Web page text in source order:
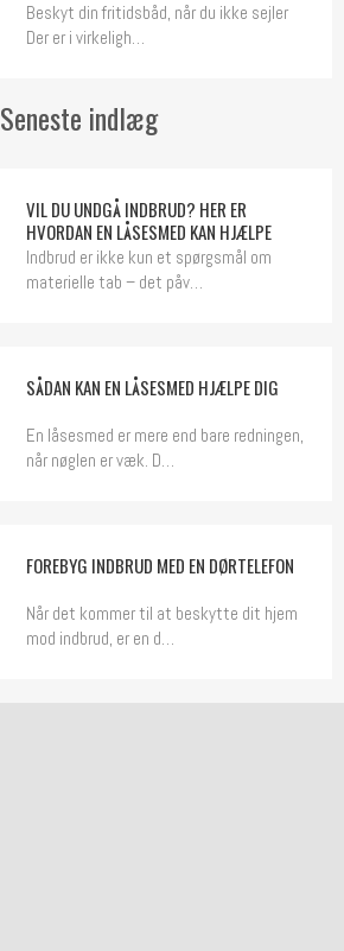
Beskyt din fritidsbåd, når du ikke sejler
Der er i virkeligh…
Seneste indlæg
VIL DU UNDGÅ INDBRUD? HER ER
HVORDAN EN LÅSESMED KAN HJÆLPE
Indbrud er ikke kun et spørgsmål om
materielle tab – det påv…
SÅDAN KAN EN LÅSESMED HJÆLPE DIG
En låsesmed er mere end bare redningen,
når nøglen er væk. D…
FOREBYG INDBRUD MED EN DØRTELEFON
Når det kommer til at beskytte dit hjem
mod indbrud, er en d…